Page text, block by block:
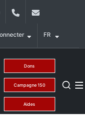
YouTube+9611421000
FR
Dons
Campagne 150
Aides